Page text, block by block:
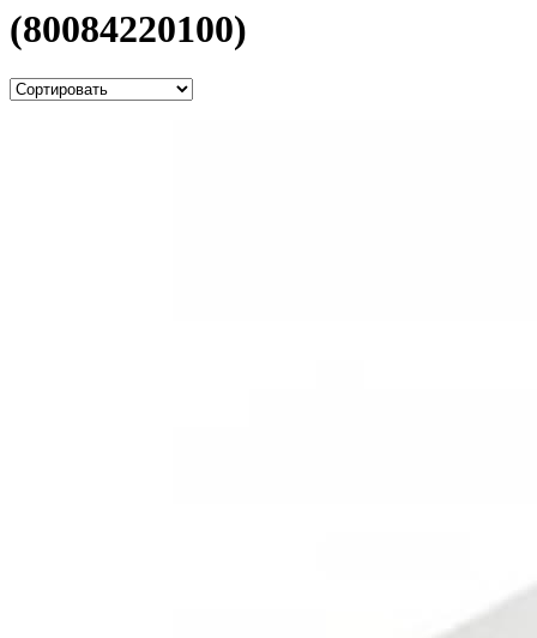
(80084220100)